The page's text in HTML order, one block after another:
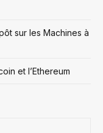
sur les Machines à
et l’Ethereum